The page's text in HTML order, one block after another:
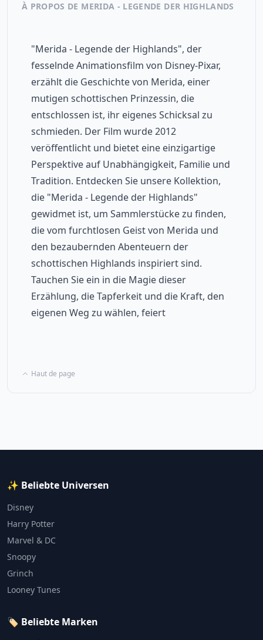
À PROPOS DE MERIDA - LEGENDE DER HIGHLANDS
"Merida - Legende der Highlands", der
fesselnde Animationsfilm von Disney-Pixar,
erzählt die Geschichte von Merida, einer
mutigen schottischen Prinzessin, die
entschlossen ist, ihr eigenes Schicksal zu
schmieden. Der Film wurde 2012
veröffentlicht und bietet eine einzigartige
Perspektive auf Unabhängigkeit, Familie und
Tradition. Entdecken Sie unsere Kollektion,
die "Merida - Legende der Highlands"
gewidmet ist, um Sammlerstücke zu finden,
die vom furchtlosen Geist von Merida und
den bezaubernden Abenteuern der
schottischen Highlands inspiriert sind.
Tauchen Sie ein in die Magie dieser
Erzählung, die Tapferkeit und die Kraft, den
eigenen Weg zu wählen, feiert
Haut de page
✨ Beliebte Universen
Disney
Harry Potter
Marvel & DC
Snoopy
Grinch
Looney Tunes
🏷️ Beliebte Marken